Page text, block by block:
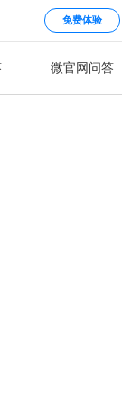
免费体验
微官网问答